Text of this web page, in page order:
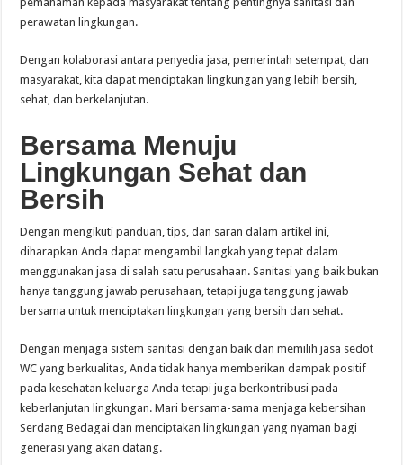
perawatan lingkungan.
Dengan kolaborasi antara penyedia jasa, pemerintah setempat, dan
masyarakat, kita dapat menciptakan lingkungan yang lebih bersih,
sehat, dan berkelanjutan.
Bersama Menuju
Lingkungan Sehat dan
Bersih
Dengan mengikuti panduan, tips, dan saran dalam artikel ini,
diharapkan Anda dapat mengambil langkah yang tepat dalam
menggunakan jasa di salah satu perusahaan. Sanitasi yang baik bukan
hanya tanggung jawab perusahaan, tetapi juga tanggung jawab
bersama untuk menciptakan lingkungan yang bersih dan sehat.
Dengan menjaga sistem sanitasi dengan baik dan memilih jasa sedot
WC yang berkualitas, Anda tidak hanya memberikan dampak positif
pada kesehatan keluarga Anda tetapi juga berkontribusi pada
keberlanjutan lingkungan. Mari bersama-sama menjaga kebersihan
Serdang Bedagai dan menciptakan lingkungan yang nyaman bagi
generasi yang akan datang.